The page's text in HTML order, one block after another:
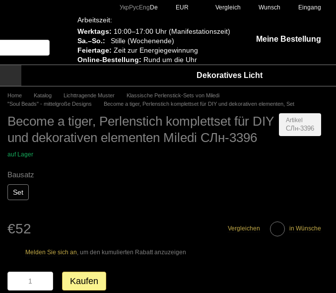
Укр РусEng De EUR Vergleich Wunsch Eingang
Arbeitszeit:
Werktags: 10:00–17:00 Uhr (Manifestationszeit)
Sa.–So.:
Stille (Wochenende)
Feiertage: Zeit zur Energiegewinnung
Online-Bestellung: Rund um die Uhr
Meine Bestellung
Dekoratives Licht
Home Katalog Lichttragende Muster
Klassische Perlenstick-Sets von Miledi
"Soul Beads" - mittelgroße Designs
Become a tiger, Perlenstich komplettset für DIY und dekorativen elementen, Set
Become a tiger, Perlenstich komplettset für DIY
und dekorativen elementen Miledi СЛн-3396
Artikel
СЛн-3396
auf Lager
Bausatz
Set
€52 Vergleichen in Wünsche
Melden Sie sich an , um den kumulierten Rabatt anzuzeigen
Kaufen